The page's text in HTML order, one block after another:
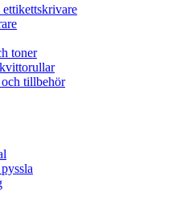
toner
tillbehör